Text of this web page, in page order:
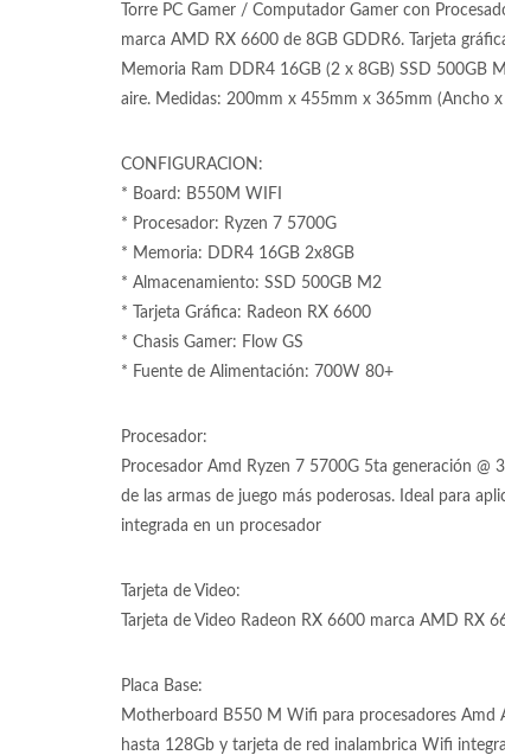
Torre PC Gamer / Computador Gamer con
marca AMD RX 6600 de 8GB GDDR6. Tarjeta
Memoria Ram DDR4 16GB (2 x 8GB) SSD 500GB
aire. Medidas: 200mm x 455mm x 365mm (Ancho
CONFIGURACION:
* Board: B550M WIFI
* Procesador: Ryzen 7 5700G
* Memoria: DDR4 16GB 2x8GB
* Almacenamiento: SSD 500GB M2
* Tarjeta Gráfica: Radeon RX 6600
* Chasis Gamer: Flow GS
* Fuente de Alimentación: 700W 80+
Procesador:
Procesador Amd Ryzen 7 5700G 5ta generación
de las armas de juego más poderosas. Ideal para
integrada en un procesador
Tarjeta de Video:
Tarjeta de Video Radeon RX 6600 marca AMD RX
Placa Base:
Motherboard B550 M Wifi para procesadores
hasta 128Gb y tarjeta de red inalambrica Wifi